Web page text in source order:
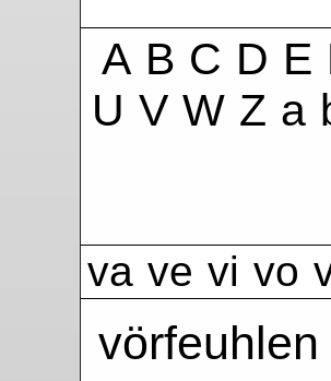
A B C D E
U V W Z a
va ve vi vo